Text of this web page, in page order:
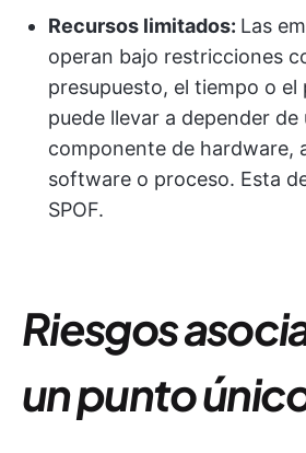
Recursos limitados: Las
operan bajo restricciones
presupuesto, el tiempo o el
puede llevar a depender de
componente de hardware,
software o proceso. Esta
SPOF.
Riesgos
un punto